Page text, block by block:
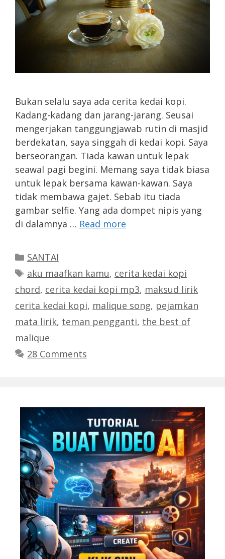
Bukan selalu saya ada cerita kedai kopi.
Kadang-kadang dan jarang-jarang. Seusai
mengerjakan tanggungjawab rutin di masjid
berdekatan, saya singgah di kedai kopi. Saya
berseorangan. Tiada kawan untuk lepak
seawal pagi begini. Memang saya tidak biasa
untuk lepak bersama kawan-kawan. Saya
tidak membawa gajet. Sebab itu tiada
gambar selfie. Yang ada dompet nipis yang
di dalamnya … Read more
Categories
SANTAI
Tags
aku maafkan kamu, cerita kedai kopi
chord, cerita kedai kopi mp3, maksud lirik
cerita kedai kopi, malique song, pejamkan
mata lirik, teman pengganti, the best of
malique
28 Comments